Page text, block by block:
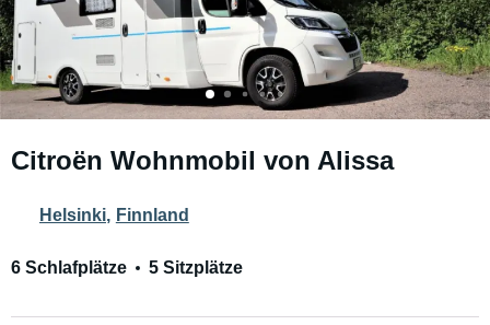
Citroën Wohnmobil von Alissa
Helsinki, Finnland
6 Schlafplätze 5 Sitzplätze